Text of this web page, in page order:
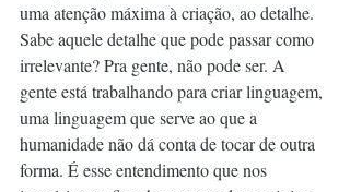
uma atenção máxima à criação, ao detalhe.
Sabe aquele detalhe que pode passar como
irrelevante? Pra gente, não pode ser. A
gente está trabalhando para criar linguagem,
uma linguagem que serve ao que a
humanidade não dá conta de tocar de outra
forma. É esse entendimento que nos